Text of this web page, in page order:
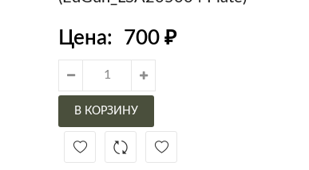
Цена: 700 ₽
В КОРЗИНУ